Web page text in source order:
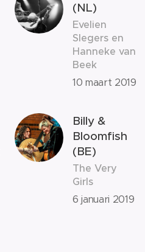
(NL)
Evelien
Slegers en
Hanneke van
Beek
10 maart 2019
Billy &
Bloomfish
(BE)
The Very
Girls
6 januari 2019